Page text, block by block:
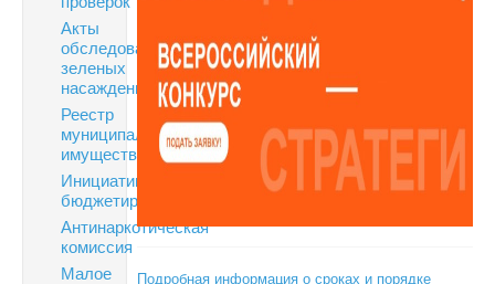
Акты
обследования
зеленых
насаждений
Реестр
муниципального
имущества
Инициативное
бюджетирование
Антинаркотическая
комиссия
Малое
Подробная информация о сроках и порядке